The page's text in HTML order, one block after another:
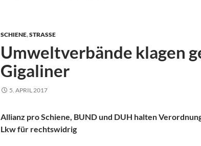
SCHIENE,STRASSE
Umweltverbände klagen
Gigaliner
5. APRIL 2017
Allianz pro Schiene, BUND und DUH halten
Lkw für rechtswidrig